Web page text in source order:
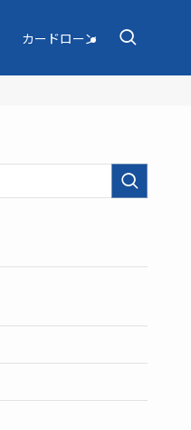
カードローン